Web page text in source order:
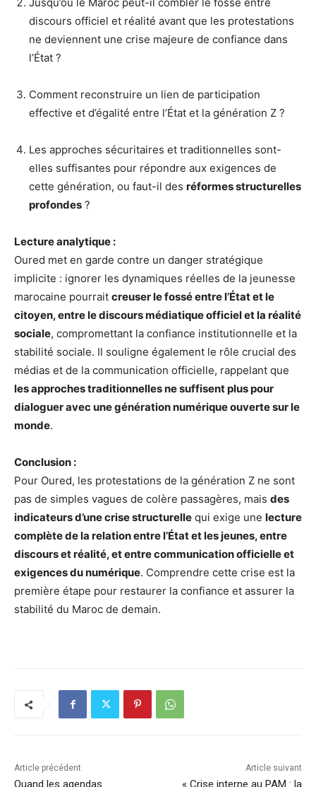
Jusqu’où le Maroc peut-il combler le fossé entre
discours officiel et réalité avant que les protestations
ne deviennent une crise majeure de confiance dans
l’État ?
Comment reconstruire un lien de participation
effective et d’égalité entre l’État et la génération Z ?
Les approches sécuritaires et traditionnelles sont-
elles suffisantes pour répondre aux exigences de
cette génération, ou faut-il des réformes structurelles
profondes ?
Lecture analytique :
Oured met en garde contre un danger stratégique
implicite : ignorer les dynamiques réelles de la jeunesse
marocaine pourrait creuser le fossé entre l’État et le
citoyen, entre le discours médiatique officiel et la réalité
sociale, compromettant la confiance institutionnelle et la
stabilité sociale. Il souligne également le rôle crucial des
médias et de la communication officielle, rappelant que
les approches traditionnelles ne suffisent plus pour
dialoguer avec une génération numérique ouverte sur le
monde.
Conclusion :
Pour Oured, les protestations de la génération Z ne sont
pas de simples vagues de colère passagères, mais des
indicateurs d’une crise structurelle qui exige une lecture
complète de la relation entre l’État et les jeunes, entre
discours et réalité, et entre communication officielle et
exigences du numérique. Comprendre cette crise est la
première étape pour restaurer la confiance et assurer la
stabilité du Maroc de demain.
Article précédent
Quand les agendas
Article suivant
« Crise interne au PAM : la